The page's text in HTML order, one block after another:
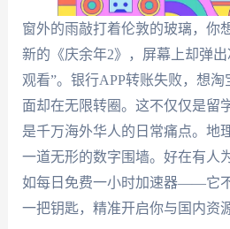
窗外的雨敲打着伦敦的玻璃，你
新的《庆余年2》，屏幕上却弹
观看”。银行APP转账失败，想
面却在无限转圈。这不仅仅是留
是千万海外华人的日常痛点。地
一道无形的数字围墙。好在有人
如每日免费一小时加速器——它
一把钥匙，精准开启你与国内资